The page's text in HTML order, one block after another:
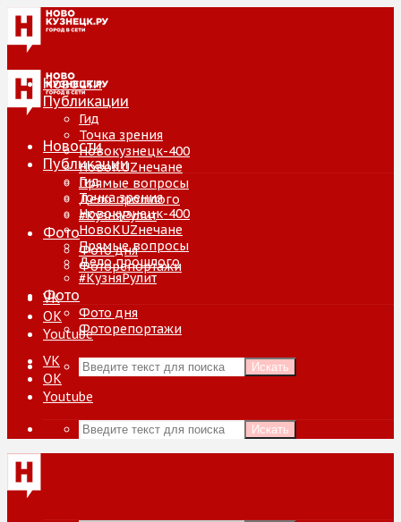
Новости
Публикации
Гид
Точка зрения
Новокузнецк-400
НовоKUZнечане
Прямые вопросы
Дело прошлого
#КузняРулит
Фото
Фото дня
Фоторепортажи
VK
ОК
Youtube
Искать
Новости
Публикации
Гид
Точка зрения
Новокузнецк-400
НовоKUZнечане
Прямые вопросы
Дело прошлого
#КузняРулит
Фото
Фото дня
Фоторепортажи
VK
ОК
Youtube
Искать